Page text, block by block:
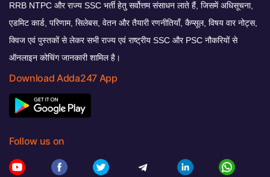
RRB NTPC और राज्य SSC भर्ती हेतु सर्वोत्तम संसाधन लाते हैं, जिसमें अधिसूचना,
एडमिट कार्ड, परिणाम, सिलेबस, वेतन और तैयारी रणनीतियाँ, कैप्सूल, विषय वार नोट्स,
क्विज एवं पुस्तकों से लेकर सभी राज्य एवं राष्ट्रीय SSC और PSC नौकरियों से
ऑनलाइन कोचिंग जानकारी शामिल है।
Download Adda247 App
Follow us on